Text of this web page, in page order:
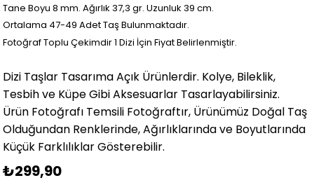
Tane Boyu 8 mm. Ağırlık 37,3 gr. Uzunluk 39 cm.
Ortalama 47-49 Adet Taş Bulunmaktadır.
Fotoğraf Toplu Çekimdir 1 Dizi İçin Fiyat Belirlenmiştir.
Dizi Taşlar Tasarıma Açık Ürünlerdir. Kolye, Bileklik,
Tesbih ve Küpe Gibi Aksesuarlar Tasarlayabilirsiniz.
Ürün Fotoğrafı Temsili Fotoğraftır, Ürünümüz Doğal Taş
Olduğundan Renklerinde, Ağırlıklarında ve Boyutlarında
Küçük Farklılıklar Gösterebilir.
₺299,90